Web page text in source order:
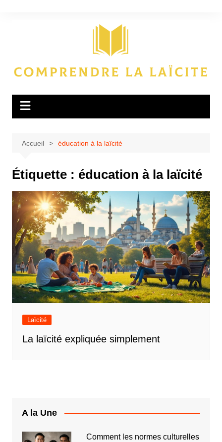
Accueil éducation à la laïcité
Étiquette : éducation à la laïcité
Laïcité
La laïcité expliquée simplement
A la Une
Comment les normes culturelles